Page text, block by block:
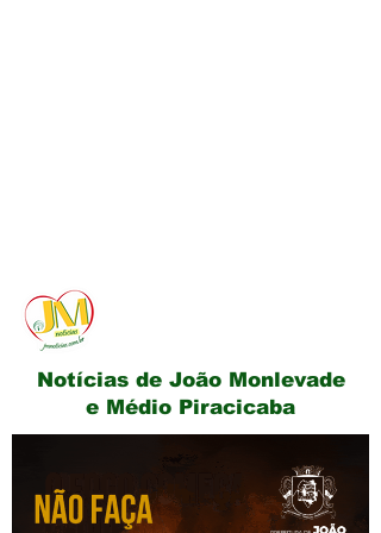
Notícias de João Monlevade
e Médio Piracicaba